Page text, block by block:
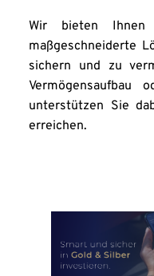
Wir bieten Ihnen
maßgeschneiderte
sichern und zu
Vermögensaufbau
unterstützen Sie
erreichen.